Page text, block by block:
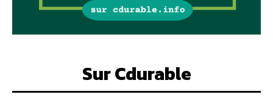
Sur Cdurable